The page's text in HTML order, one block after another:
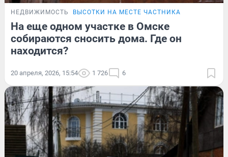
НЕДВИЖИМОСТЬ ВЫСОТКИ НА МЕСТЕ ЧАСТНИКА
На еще одном участке в Омске
собираются сносить дома. Где он
находится?
20 апреля, 2026, 15:54 1 726 6